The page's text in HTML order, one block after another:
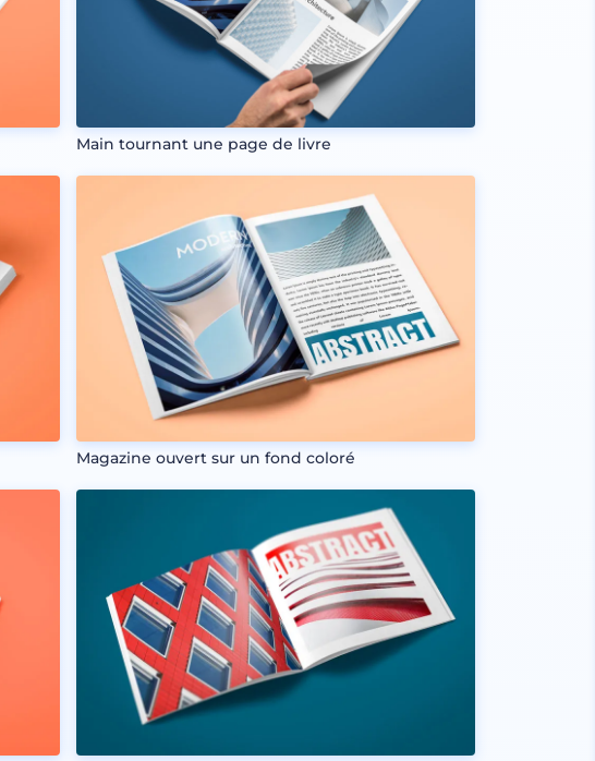
Main tournant une page de livre
Magazine ouvert sur un fond coloré